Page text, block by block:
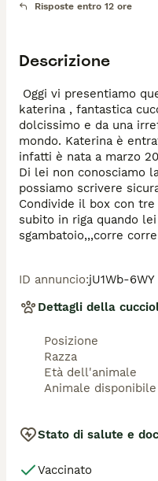
Risposte entro 12 ore
Descrizione
Oggi vi presentiamo
katerina , fantastica
dolcissimo e da una
mondo. Katerina è
infatti è nata a marzo
Di lei non conosciamo
possiamo scrivere
Condivide il box con
subito in riga quando
sgambatoio,,,corre
la sua futura taglia è
Si affida
iter di adozione.
una breve
Telefonicamente ( se
impegnate a lavoro
sarete ricontattati)
334/3297858
ID annuncio:jU1Wb-6WY
Dettagli della
Posizione
Razza
Età dell'animale
Animale disponibile
Stato di salute e
Vaccinato